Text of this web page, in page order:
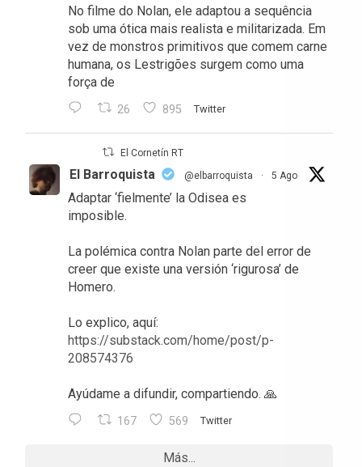
No filme do Nolan, ele adaptou a sequência
sob uma ótica mais realista e militarizada. Em
vez de monstros primitivos que comem carne
humana, os Lestrigões surgem como uma
força de
26 895 Twitter
El Cornetín RT
El Barroquista @elbarroquista · 5 Ago
Adaptar ‘fielmente’ la Odisea es
imposible.
La polémica contra Nolan parte del error de
creer que existe una versión ‘rigurosa’ de
Homero.
Lo explico, aquí:
https://substack.com/home/post/p-
208574376
Ayúdame a difundir, compartiendo. 🙏
167 569 Twitter
Más...